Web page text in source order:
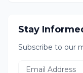
Stay
Subscribe to our